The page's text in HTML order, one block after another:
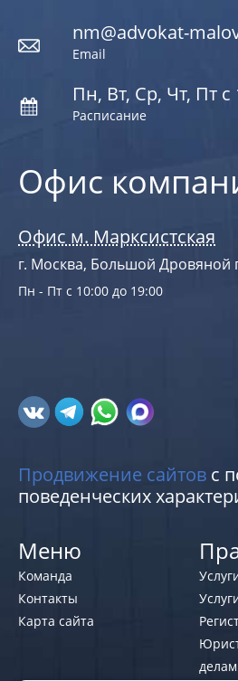
Офис
Офис м. Марксистская
г. Москва, Большой Дровяной
Пн - Пт с 10:00 до 19:00
nm@advokat-
Email
Пн, Вт, Ср, Чт, Пт с
Расписание
Продвижение сайтов с
поведенческих
Меню
Команда
Контакты
Карта сайта
делам